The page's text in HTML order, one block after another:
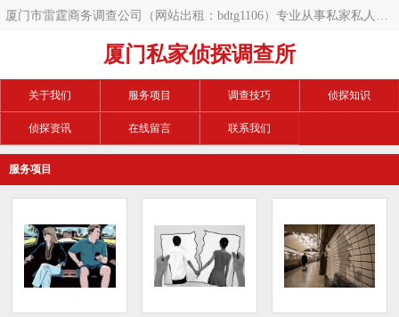
厦门市雷霆商务调查公司（网站出租：bdtg1106）专业从事私家私人调
查服务咨询服务平台。​厦门正规可靠的商务调查公司、私人调查公司、​
厦门私家侦探调查所
关于我们 服务项目 调查技巧 侦探知识
侦探资讯 在线留言 联系我们
服务项目